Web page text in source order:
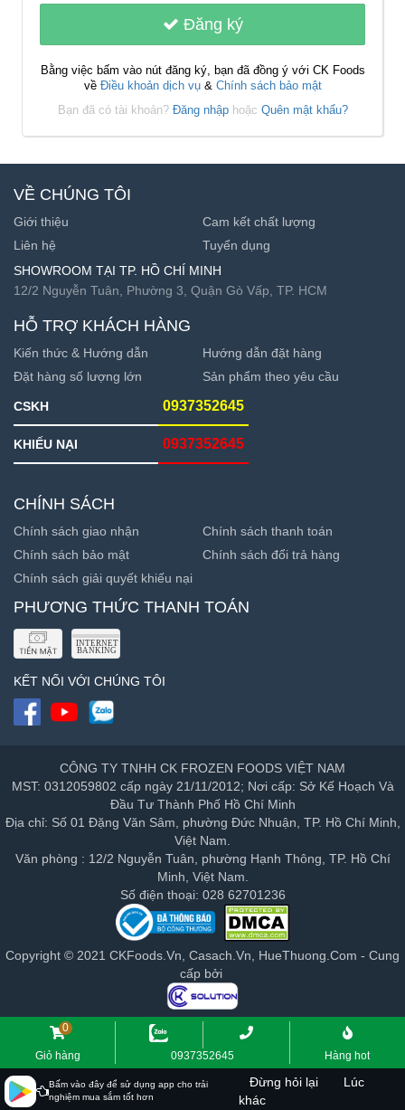
Đăng ký
Bằng việc bấm vào nút đăng ký, bạn đã đồng ý với CK Foods
về Điều khoản dịch vụ& Chính sách bảo mật
Bạn đã có tài khoản? Đăng nhập hoặc Quên mật khẩu?
VỀ CHÚNG TÔI
Giới thiệu
Cam kết chất lượng
Liên hệ
Tuyển dụng
SHOWROOM TẠI TP. HỒ CHÍ MINH
12/2 Nguyễn Tuân, Phường 3, Quận Gò Vấp, TP. HCM
CHÍNH SÁCH
Chính sách giao nhận
Chính sách thanh toán
Chính sách bảo mật
Chính sách đổi trả hàng
Chính sách giải quyết khiếu nại
PHƯƠNG THỨC THANH TOÁN
KẾT NỐI VỚI CHÚNG TÔI
HỖ TRỢ KHÁCH HÀNG
Kiến thức & Hướng dẫn
Hướng dẫn đặt hàng
Đặt hàng số lượng lớn
Sản phẩm theo yêu cầu
CSKH 0937352645
KHIẾU NẠI 0937352645
CÔNG TY TNHH CK FROZEN FOODS VIỆT NAM
MST: 0312059802 cấp ngày 21/11/2012; Nơi cấp: Sở Kế Hoạch Và
Đầu Tư Thành Phố Hồ Chí Minh
Địa chỉ: Số 01 Đặng Văn Sâm, phường Đức Nhuận, TP. Hồ Chí Minh,
Việt Nam.
Văn phòng : 12/2 Nguyễn Tuân, phường Hạnh Thông, TP. Hồ Chí
Minh, Việt Nam.
Số điện thoại: 028 62701236
Copyright © 2021 CKFoods.Vn, Casach.Vn, HueThuong.Com - Cung
cấp bởi
0
Giỏ hàng 0937352645 Hàng hot
Bấm vào đây để sử dụng app cho trải
nghiệm mua sắm tốt hơn
Đừng hỏi lại
Lúc
khác